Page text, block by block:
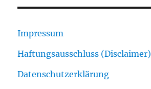
Impressum
Haftungsausschluss (Disclaimer)
Datenschutzerklärung